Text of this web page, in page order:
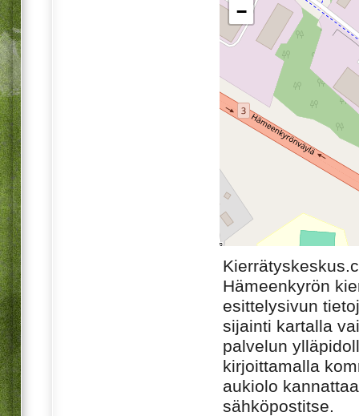
−
Hämeenkyrön
esittelysivun
sijainti kartalla
palvelun
kirjoittamalla
aukiolo
sähköpostitse.